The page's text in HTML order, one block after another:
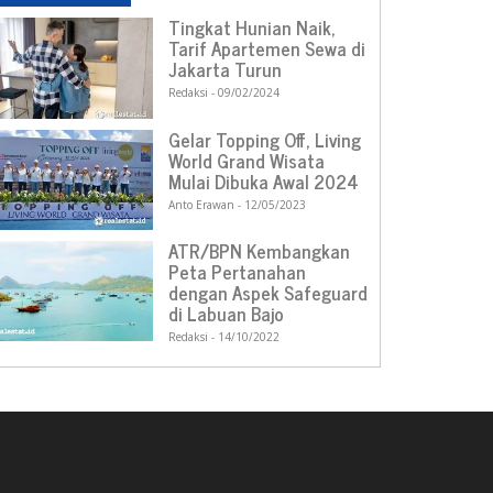
Tingkat Hunian Naik,
Tarif Apartemen Sewa di
Jakarta Turun
Redaksi 09/02/2024
Gelar Topping Off, Living
World Grand Wisata
Mulai Dibuka Awal 2024
Anto Erawan 12/05/2023
ATR/BPN Kembangkan
Peta Pertanahan
dengan Aspek Safeguard
di Labuan Bajo
Redaksi 14/10/2022